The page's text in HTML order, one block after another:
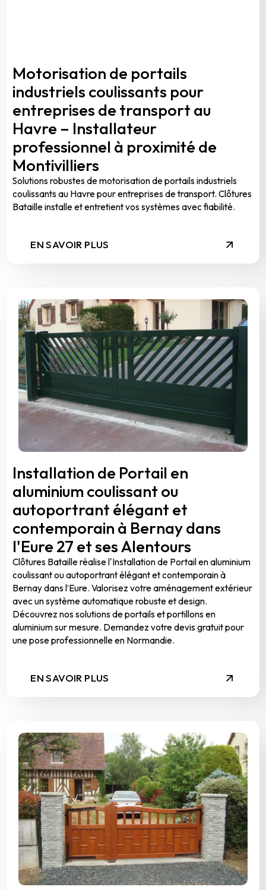
Motorisation de portails
industriels coulissants pour
entreprises de transport au
Havre – Installateur
professionnel à proximité de
Montivilliers
Solutions robustes de motorisation de portails industriels
coulissants au Havre pour entreprises de transport. Clôtures
Bataille installe et entretient vos systèmes avec fiabilité.
EN SAVOIR PLUS
Installation de Portail en
aluminium coulissant ou
autoportrant élégant et
contemporain à Bernay dans
l'Eure 27 et ses Alentours
Clôtures Bataille réalise l'Installation de Portail en aluminium
coulissant ou autoportrant élégant et contemporain à
Bernay dans l’Eure. Valorisez votre aménagement extérieur
avec un système automatique robuste et design.
Découvrez nos solutions de portails et portillons en
aluminium sur mesure. Demandez votre devis gratuit pour
une pose professionnelle en Normandie.
EN SAVOIR PLUS